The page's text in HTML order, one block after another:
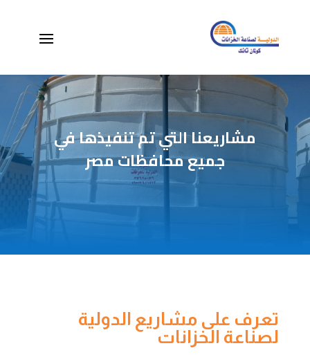
مشاريعنا التي تم تنفيذها في
جميع محافظات مصر
تعرف على مشاريع الدولية
لصناعة الخزانات